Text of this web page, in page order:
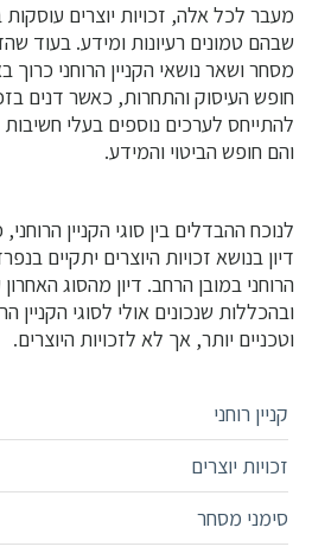
מעבר לכל אלה, זכויות יוצרים
שבהם טמונים רעיונות ומידע. בעוד
מסחר ושאר נושאי הקניין הרוחני כרוך
חופש העיסוק והתחרות, כאשר דנים
להתייחס לערכים נוספים בעלי
והם חופש הביטוי והמידע.
לנוכח ההבדלים בין סוגי הקניין
דיון בנושא זכויות היוצרים יתקיים
הרוחני במובן הרחב. דיון מהסוג
ובהכללות שנכונים אולי לסוגי הקניין
וטכניים יותר, אך לא לזכויות היוצרים.
קניין רוחני
זכויות יוצרים
סימני מסחר